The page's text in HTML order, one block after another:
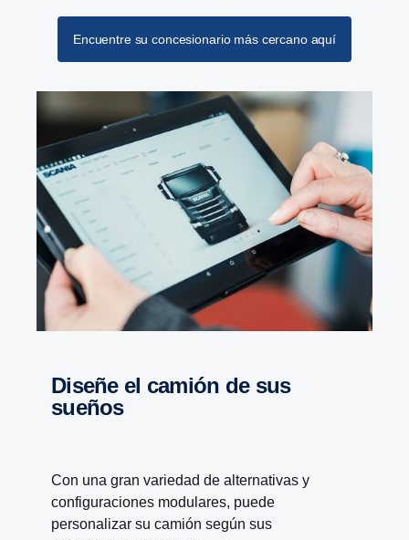
Encuentre su concesionario más cercano aquí
diseñe el camión de sus
sueños
Con una gran variedad de alternativas y
configuraciones modulares, puede
personalizar su camión según sus